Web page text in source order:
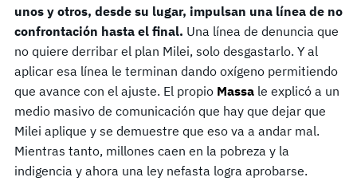
unos y otros, desde su lugar, impulsan una línea de no
confrontación hasta el final. Una línea de denuncia que
no quiere derribar el plan Milei, solo desgastarlo. Y al
aplicar esa línea le terminan dando oxígeno permitiendo
que avance con el ajuste. El propio Massa le explicó a un
medio masivo de comunicación que hay que dejar que
Milei aplique y se demuestre que eso va a andar mal.
Mientras tanto, millones caen en la pobreza y la
indigencia y ahora una ley nefasta logra aprobarse.